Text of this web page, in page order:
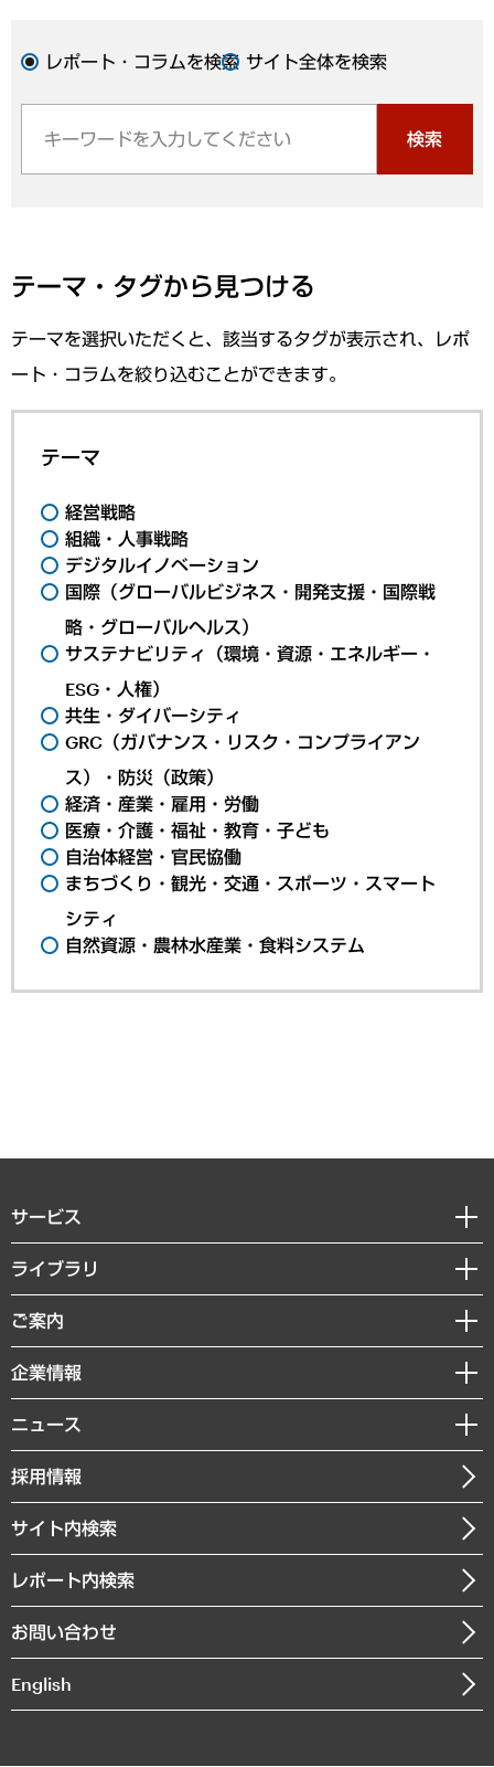
レポート・コラムを検索 サイト全体を検索
検索
テーマ・タグから見つける
テーマを選択いただくと、該当するタグが表示され、レポ
ート・コラムを絞り込むことができます。
テーマ
経営戦略
組織・人事戦略
デジタルイノベーション
国際（グローバルビジネス・開発支援・国際戦
略・グローバルヘルス）
サステナビリティ（環境・資源・エネルギー・
ESG・人権）
共生・ダイバーシティ
GRC（ガバナンス・リスク・コンプライアン
ス）・防災（政策）
経済・産業・雇用・労働
医療・介護・福祉・教育・子ども
自治体経営・官民協働
まちづくり・観光・交通・スポーツ・スマート
シティ
自然資源・農林水産業・食料システム
サービス
経営戦略
組織・人事戦略
デジタルイノベーション
共生・ダイバーシティ
GRC（ガバナンス・リスク・コンプライアンス）・防災（政策）
経済・産業・雇用・労働
まちづくり・観光・交通・スポーツ・スマートシティ
自然資源・農林水産業・食料システム
ライブラリ
経済調査
レポート
コラム
経営用語集
受託・受注実績（官公庁関連）
メディア掲載・出演
ご案内
セミナー・イベント情報
MUFGビジネスセミナー
受託案件情報
企業情報
私たちの想い
社長メッセージ
会社概要
沿革
組織図・本部部室紹介
インドネシア現地法人
ニュース
ニュースリリース
お知らせ
採用情報
サイト内検索
レポート内検索
お問い合わせ
English